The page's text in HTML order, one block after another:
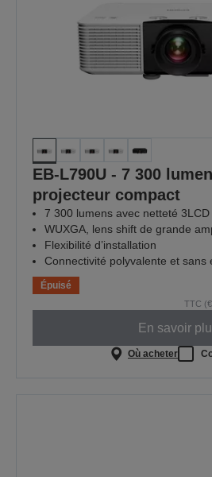
EB-L790U - 7 300
projecteur compact
7 300 lumens avec netteté
WUXGA, lens shift de grande
Flexibilité d’installation
Connectivité polyvalente et sans
Épuisé
TTC
En savoir
Où acheter